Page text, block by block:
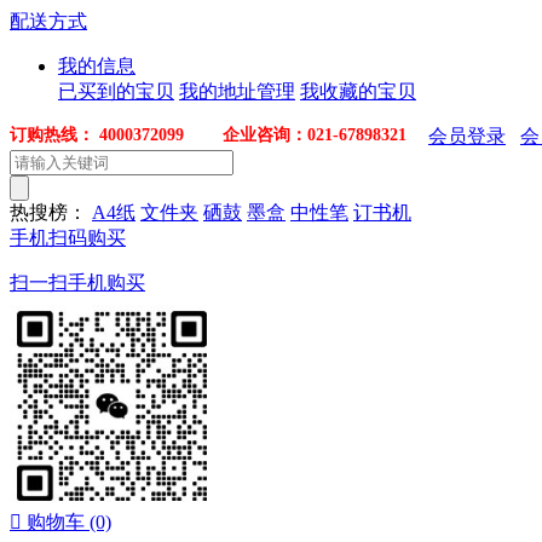
配送方式
我的信息
已买到的宝贝 我的地址管理 我收藏的宝贝
订购热线： 4000372099 企业咨询：021-67898321 会员登录
热搜榜： A4纸 文件夹 硒鼓 墨盒 中性笔 订书机
手机扫码购买
扫一扫手机购买
 购物车 (0)